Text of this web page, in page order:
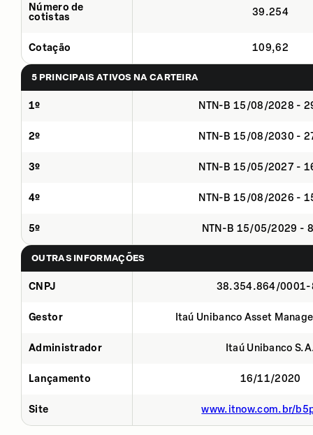
Número de
cotistas
39.254
Cotação 109,62
5 PRINCIPAIS ATIVOS NA CARTEIRA
1º NTN-B 15/08/2028 -
2º NTN-B 15/08/2030 -
3º NTN-B 15/05/2027 -
4º NTN-B 15/08/2026 -
5º NTN-B 15/05/2029 -
OUTRAS INFORMAÇÕES
CNPJ 38.354.864/0001-
Gestor Itaú Unibanco Asset
Administrador Itaú Unibanco
Lançamento 16/11/2020
Site www.itnow.com.br/